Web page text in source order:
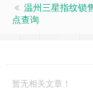
温州三星指纹锁
点查询
暂无相关文章！